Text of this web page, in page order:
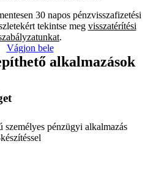
30 napos pénzvisszafizetési
tekintse meg visszatérítési
.
Vágjon bele
alkalmazások
személyes pénzügyi alkalmazás